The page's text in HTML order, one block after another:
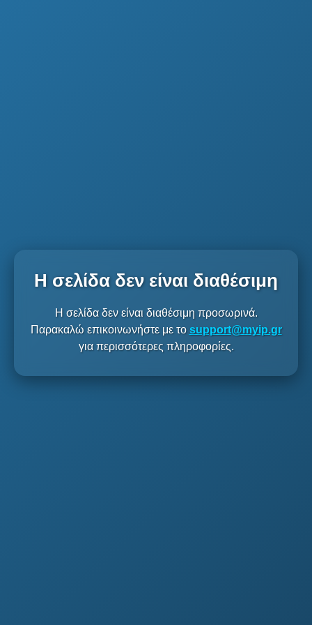
Η σελίδα δεν είναι διαθέσιμη
Η σελίδα δεν είναι διαθέσιμη προσωρινά.
Παρακαλώ επικοινωνήστε με το support@myip.gr
για περισσότερες πληροφορίες.